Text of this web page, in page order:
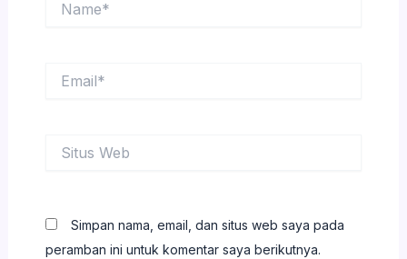
Web
Simpan nama, email, dan situs web saya pada
peramban ini untuk komentar saya berikutnya.